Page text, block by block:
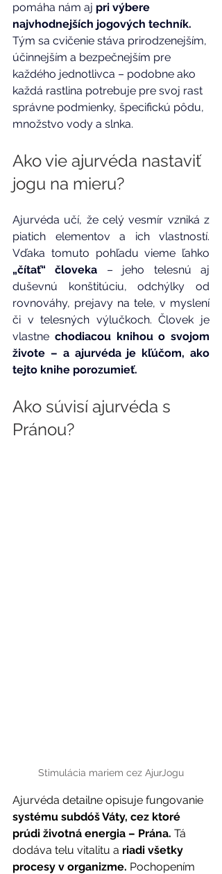
pomáha nám aj pri výbere
najvhodnejších jogových techník.
Tým sa cvičenie stáva prirodzenejším,
účinnejším a bezpečnejším pre
každého jednotlivca – podobne ako
každá rastlina potrebuje pre svoj rast
správne podmienky, špecifickú pôdu,
množstvo vody a slnka.
Ako vie ajurvéda nastaviť
jogu na mieru?
Ajurvéda učí, že celý vesmír vzniká z
piatich elementov a ich vlastností.
„čítať“ človeka – jeho telesnú aj
duševnú konštitúciu, odchýlky od
rovnováhy, prejavy na tele, v myslení
či v telesných výlučkoch. Človek je
vlastne chodiacou knihou o svojom
živote – a ajurvéda je kľúčom, ako
tejto knihe porozumieť.
Ako súvisí ajurvéda s
Pránou?
Stimulácia mariem cez AjurJogu
Ajurvéda detailne opisuje fungovanie
systému subdóš Váty, cez ktoré
prúdi životná energia – Prána. Tá
dodáva telu vitalitu a riadi všetky
procesy v organizme. Pochopením